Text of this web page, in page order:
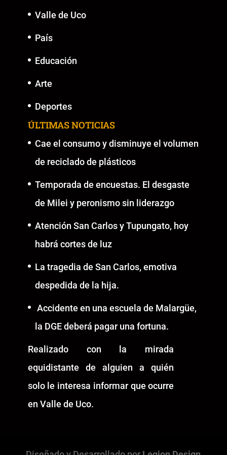
Valle de Uco
País
Educación
Arte
Deportes
ÚLTIMAS NOTICIAS
Cae el consumo y disminuye el volumen
de reciclado de plásticos
Temporada de encuestas. El desgaste
de Milei y peronismo sin liderazgo
Atención San Carlos y Tupungato, hoy
habrá cortes de luz
La tragedia de San Carlos, emotiva
despedida de la hija.
Accidente en una escuela de Malargüe,
la DGE deberá pagar una fortuna.
Realizado con la mirada
equidistante de alguien a quién
solo le interesa informar que ocurre
en Valle de Uco.